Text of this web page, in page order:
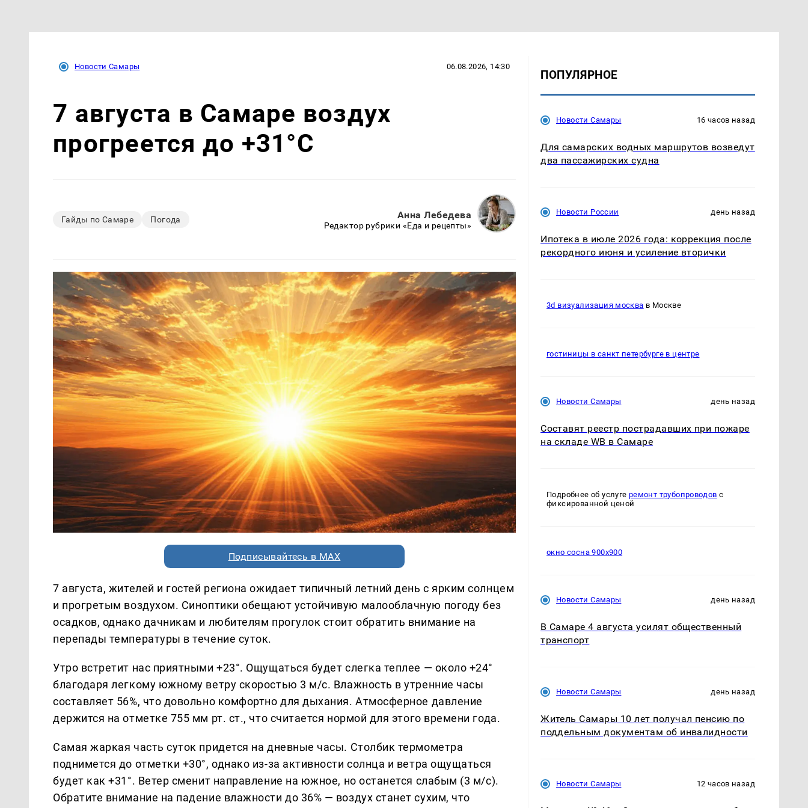
Новости Самары 06.08.2026, 14:30
7 августа в Самаре воздух
прогреется до +31°C
Гайды по Самаре Погода Анна Лебедева
Редактор рубрики «Еда и рецепты»
Подписывайтесь в MAX
7 августа, жителей и гостей региона ожидает типичный летний день с ярким солнцем
и прогретым воздухом. Синоптики обещают устойчивую малооблачную погоду без
осадков, однако дачникам и любителям прогулок стоит обратить внимание на
перепады температуры в течение суток.
Утро встретит нас приятными +23°. Ощущаться будет слегка теплее — около +24°
благодаря легкому южному ветру скоростью 3 м/с. Влажность в утренние часы
составляет 56%, что довольно комфортно для дыхания. Атмосферное давление
держится на отметке 755 мм рт. ст., что считается нормой для этого времени года.
Самая жаркая часть суток придется на дневные часы. Столбик термометра
поднимется до отметки +30°, однако из-за активности солнца и ветра ощущаться
будет как +31°. Ветер сменит направление на южное, но останется слабым (3 м/с).
Обратите внимание на падение влажности до 36% — воздух станет сухим, что
ПОПУЛЯРНОЕ
Новости Самары 16 часов назад
Для самарских водных маршрутов возведут
два пассажирских судна
Новости России день назад
Ипотека в июле 2026 года: коррекция после
рекордного июня и усиление вторички
3d визуализация москва в Москве
гостиницы в санкт петербурге в центре
Новости Самары день назад
Составят реестр пострадавших при пожаре
на складе WB в Самаре
Подробнее об услуге ремонт трубопроводов с
фиксированной ценой
окно сосна 900х900
Новости Самары день назад
В Самаре 4 августа усилят общественный
транспорт
Новости Самары день назад
Житель Самары 10 лет получал пенсию по
поддельным документам об инвалидности
Новости Самары 12 часов назад